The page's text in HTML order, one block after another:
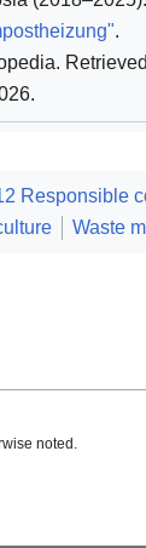
.
.
.
Responsible
Waste
noted.